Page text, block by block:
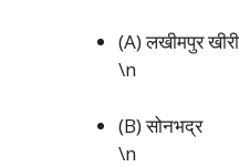
(A) लखीमपुर खीरी
\n
(B) सोनभद्र
\n